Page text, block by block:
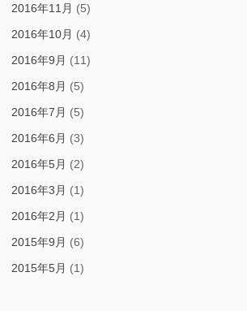
2016年11月 (5)
2016年10月 (4)
2016年9月 (11)
2016年8月 (5)
2016年7月 (5)
2016年6月 (3)
2016年5月 (2)
2016年3月 (1)
2016年2月 (1)
2015年9月 (6)
2015年5月 (1)